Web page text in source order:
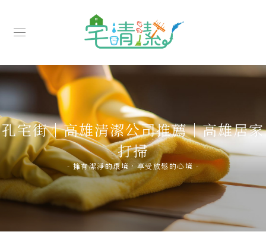
孔宅街｜高雄清潔公司推薦｜高雄居家
打掃